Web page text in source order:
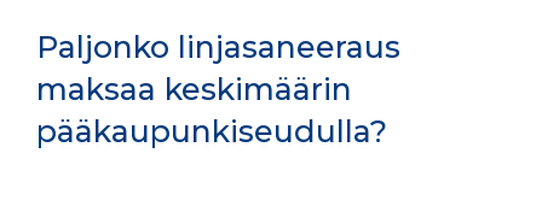
Paljonko linjasaneeraus
maksaa keskimäärin
pääkaupunkiseudulla?